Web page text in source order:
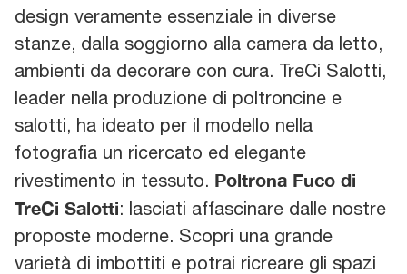
design veramente essenziale in diverse
stanze, dalla soggiorno alla camera da letto,
ambienti da decorare con cura. TreCi Salotti,
leader nella produzione di poltroncine e
salotti, ha ideato per il modello nella
fotografia un ricercato ed elegante
rivestimento in tessuto. Poltrona Fuco di
TreCi Salotti: lasciati affascinare dalle nostre
proposte moderne. Scopri una grande
varietà di imbottiti e potrai ricreare gli spazi